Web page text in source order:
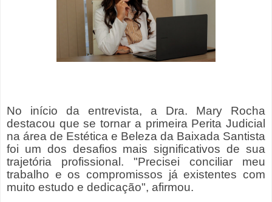
No início da entrevista, a Dra. Mary Rocha
destacou que se tornar a primeira Perita Judicial
na área de Estética e Beleza da Baixada Santista
foi um dos desafios mais significativos de sua
trajetória profissional. "Precisei conciliar meu
trabalho e os compromissos já existentes com
muito estudo e dedicação", afirmou.